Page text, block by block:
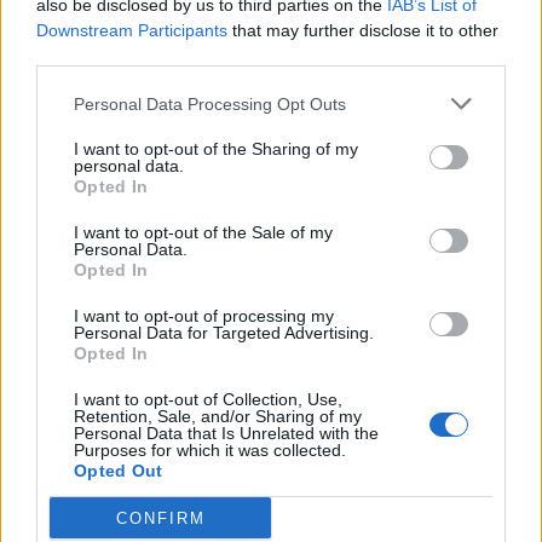
also be disclosed by us to third parties on the IAB’s List of
Downstream Participants that may further disclose it to other
Personal Data Processing Opt Outs
I want to opt-out of the Sharing of my
personal data.
Opted In
I want to opt-out of the Sale of my
Personal Data.
Opted In
I want to opt-out of processing my
Personal Data for Targeted Advertising.
Opted In
I want to opt-out of Collection, Use,
Retention, Sale, and/or Sharing of my
Personal Data that Is Unrelated with the
Purposes for which it was collected.
Opted Out
CONFIRM
grandi aziende stanno accelerando il processo. All’inizio di questo
mese, Samsung ha annunciato la creazione di un nuovo team
focalizzato principalmente sull’automotive technology, che
comprende auto senza conducente così come entertainment e
Grande attesa per un cambiamento guidato dalla coscienza
Millenials stanno chiedendo sempre di più che le aziende adeguino i
propri processi e prodotti alle loro opinioni ed il bisogno di creare
nuovi processi e tecnologie smart per aiutare le imprese a
rispondere a questo desiderio di brand maggiormente consapevoli
investimenti per finanziarle provenienti dal crowdfunding, gli sviluppi
di nuove tecnologie affronteranno temi come la sostenibilità e la
carenza di competenze ICT nel mondo del lavoro.